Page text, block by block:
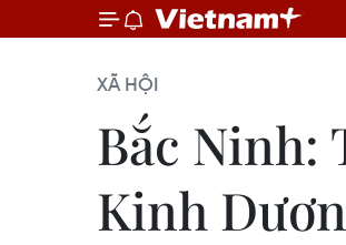
XÃ HỘI
Bắc Ninh:
Kinh